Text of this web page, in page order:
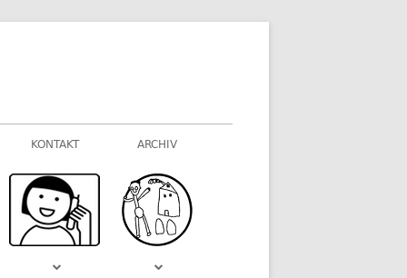
KONTAKT ARCHIV